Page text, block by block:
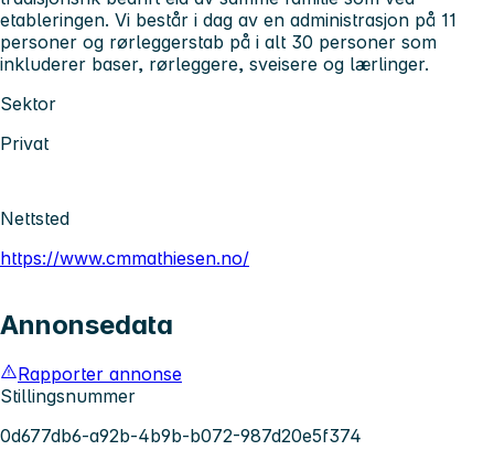
etableringen. Vi består i dag av en administrasjon på 11
personer og rørleggerstab på i alt 30 personer som
inkluderer baser, rørleggere, sveisere og lærlinger.
Sektor
Privat
Nettsted
https://www.cmmathiesen.no/
Annonsedata
Rapporter annonse
Stillingsnummer
0d677db6-a92b-4b9b-b072-987d20e5f374